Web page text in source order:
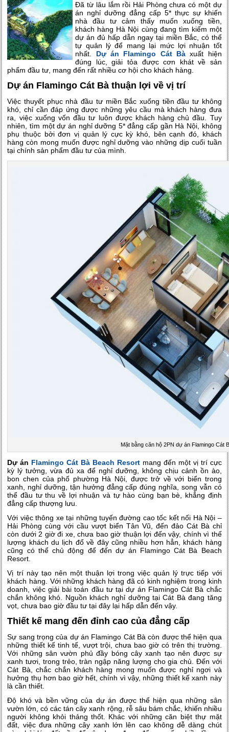
Đã từ lâu lắm rồi Hải Phòng chưa có một dự
án nghỉ dưỡng đẳng cấp 5* thực sự khiến
nhà đầu tư cảm thấy muốn xuống tiền,
khách hàng Hà Nội cùng đang tìm kiếm một
dự án đủ hấp dẫn ngay tại miền Bắc, có thể
tự quản lý để mang lại mức lợi nhuận tốt
nhất. Dự án Flamingo Cát Bà xuất hiện
đúng lúc, giải tỏa được cơn khát về sản
phẩm đầu tư, mang đến rất nhiều cơ hội cho khách hàng.
Dự án Flamingo Cát Bà thuận lợi về vị trí
Việc thuyết phục nhà đầu tư miền Bắc xuống tiền đầu tư không
khó, chỉ cần đáp ứng được những yêu cầu mà khách hàng đưa
ra, việc xuống vốn đầu tư luôn được khách hàng chủ đầu. Tuy
nhiên, tìm một dự án nghỉ dưỡng 5* đẳng cấp gần Hà Nội, không
phụ thuộc bởi đơn vị quản lý cực kỳ khó, bên cạnh đó, khách
hàng còn mong muốn được nghỉ dưỡng vào những dịp cuối tuần
tại chính sản phẩm đầu tư của mình.
Mặt bằng căn hộ 2PN dự án Flamingo Cát
Dự án Flamingo Cát Bà Beach Resort mang đến một vị trí cực
kỳ lý tưởng, vừa đủ xa để nghỉ dưỡng, không chịu cảnh ồn ào,
bon chen của phố phường Hà Nội, được trở về với biển trong
xanh, nghỉ dưỡng, tận hưởng đẳng cấp đúng nghĩa, song vẫn có
thể đầu tư thu về lợi nhuận và tự hào cùng bạn bè, khẳng định
đẳng cấp thượng lưu.
Với việc thông xe tại những tuyến đường cao tốc kết nối Hà Nội –
Hải Phòng cùng với cầu vượt biển Tân Vũ, đến đảo Cát Bà chỉ
còn dưới 2 giờ đi xe, chưa bao giờ thuận lợi đến vậy, chính vì thế
lượng khách du lịch đổ về đây cũng nhiều hơn hẳn, khách hàng
cũng có thể chủ động để đến dự án Flamingo Cát Bà Beach
Resort.
Vị trí này tạo nên một thuận lợi trong việc quản lý trực tiếp với
khách hàng. Với những khách hàng đã có kinh nghiệm trong kinh
doanh, việc giải bài toán đầu tư tại dự án Flamingo Cát Bà chắc
chắn không khó. Nguồn khách nghỉ dưỡng tại Cát Bà đang tăng
vọt, chưa bao giờ đầu tư tại đây lại hấp dẫn đến vậy.
Thiết kế mang đến đỉnh cao của đẳng cấp
Sự sang trọng của dự án Flamingo Cát Bà còn được thể hiện qua
những thiết kế tinh tế, vượt trội, chưa bao giờ có trên thị trường.
Với những sân vườn phủ đầy bóng cây xanh tạo nên được sự
xanh tươi, trong trẻo, tràn ngập năng lượng cho gia chủ. Đến với
Cát Bà, chắc chắn khách hàng mong muốn được nghỉ ngơi và
hưởng thụ hơn bao giờ hết, chính vì vậy, những thiết kế xanh này
là cần thiết.
Độ khó và bền vững của dự án được thể hiện qua những sân
vườn lớn, có các tán cây xanh rộng, rễ sâu bám chắc, khiến nhiều
người không khỏi thảng thốt. Khác với những căn biệt thự mặt
đất, việc đưa những cây xanh lớn lên cao không dễ dàng chút